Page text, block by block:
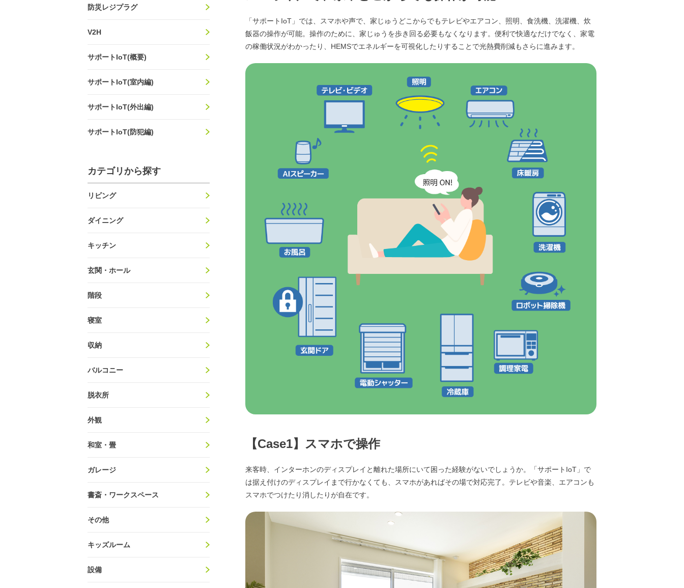
WITHEARTH HOME の BEST PLAN
「サポートIoT」では、スマホや声で、家じゅうどこからでもテレビやエアコン、照明、食洗機、洗濯機、炊
飯器の操作が可能。操作のために、家じゅうを歩き回る必要もなくなります。便利で快適なだけでなく、家電
の稼働状況がわかったり、HEMSでエネルギーを可視化したりすることで光熱費削減もさらに進みます。
【Case1】スマホで操作
来客時、インターホンのディスプレイと離れた場所にいて困った経験がないでしょうか。「サポートIoT」で
は据え付けのディスプレイまで行かなくても、スマホがあればその場で対応完了。テレビや音楽、エアコンも
スマホでつけたり消したりが自在です。
防災レジプラグ
V2H
サポートIoT(概要)
サポートIoT(室内編)
サポートIoT(外出編)
サポートIoT(防犯編)
カテゴリから探す
リビング
ダイニング
キッチン
玄関・ホール
階段
寝室
収納
バルコニー
脱衣所
外観
和室・畳
ガレージ
書斎・ワークスペース
その他
キッズルーム
設備